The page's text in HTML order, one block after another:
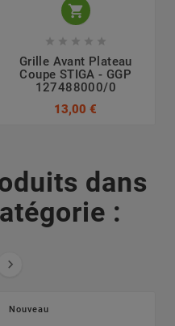

    
Grille Avant Plateau
Coupe STIGA - GGP
127488000/0
13,00 €
dans
:

Nouveau